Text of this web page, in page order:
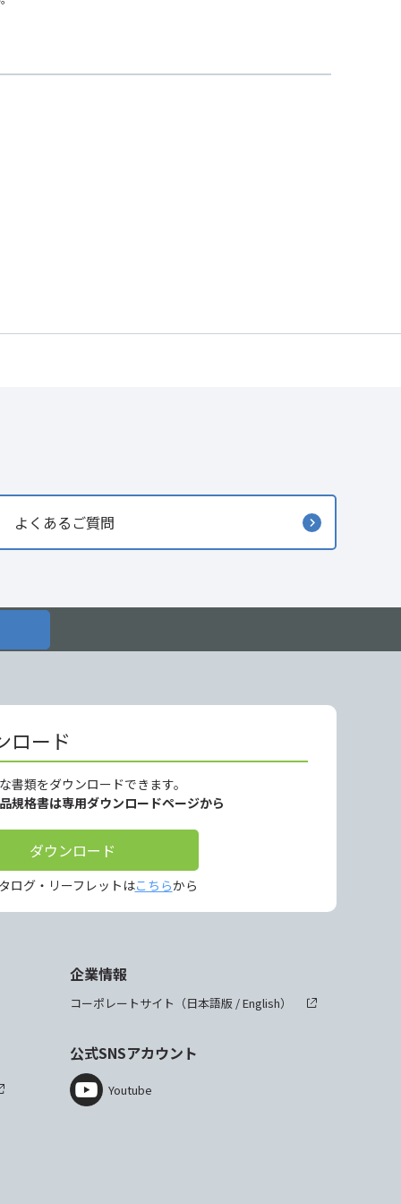
よくあるご質問
ロード
書類をダウンロードできます。
規格書は専用ダウンロードページから
ダウンロード
ログ・リーフレットはこちらから
企業情報
コーポレートサイト（日本語版 /English）
公式SNSアカウント
Youtube